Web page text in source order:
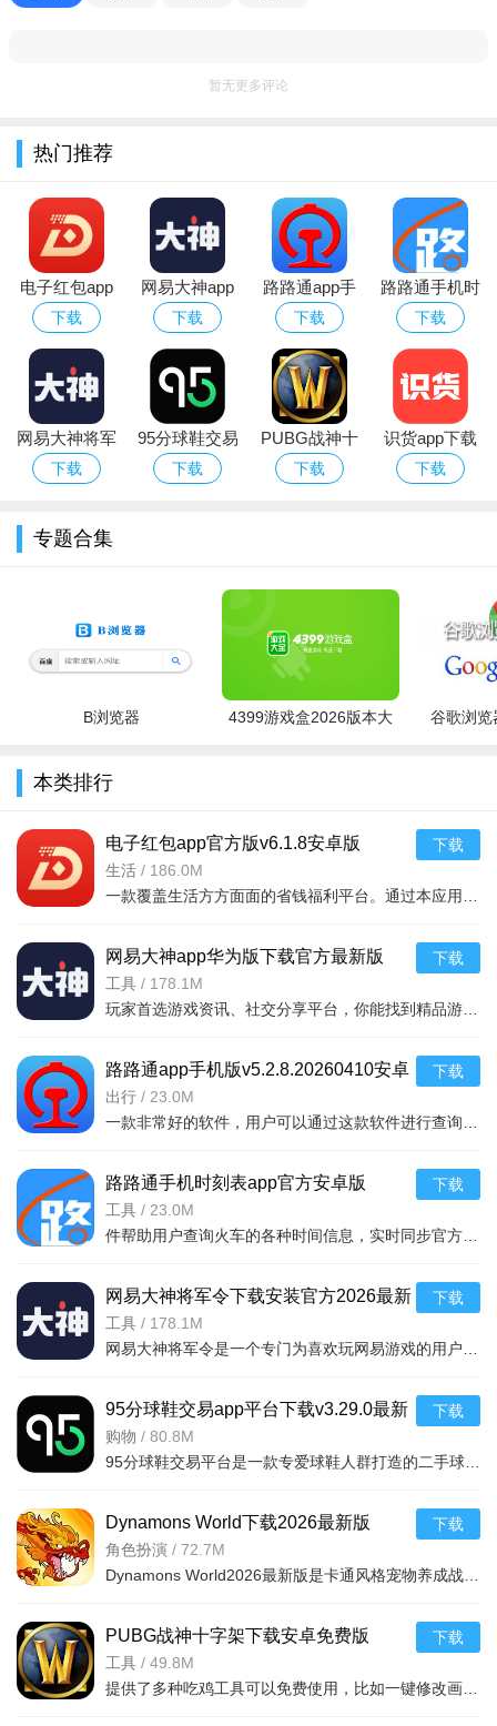
直接点击就可以免费观看了
暂无更多评论
热门推荐
电子红包app
官方版
下载
网易大神app
华为版下载官
方最新版
下载
路路通app手
机版
下载
路路通手机时
刻表app官方
安卓版
下载
网易大神将军
令下载安装官
下载
95分球鞋交易
app平台下载
下载
PUBG战神十
字架下载安卓
下载
识货app下载
官方正版最新
下载
专题合集
B浏览器
4399游戏盒2026版本大
谷歌浏览
本类排行
电子红包app官方版v6.1.8安卓版
生活 / 186.0M
下载
网易大神app华为版下载官方最新版
v4.15.0华为版
工具 / 178.1M
下载
路路通app手机版v5.2.8.20260410安卓
版
出行 / 23.0M
下载
路路通手机时刻表app官方安卓版
v5.2.8.20260410安卓版
工具 / 23.0M
下载
网易大神将军令下载安装官方2026最新
版v4.15.0安卓版
工具 / 178.1M
下载
95分球鞋交易app平台下载v3.29.0最新
版
购物 / 80.8M
下载
Dynamons World下载2026最新版
v1.12.62 安卓版
角色扮演 / 72.7M
下载
PUBG战神十字架下载安卓免费版
v7.68.0安卓免费版
工具 / 49.8M
下载